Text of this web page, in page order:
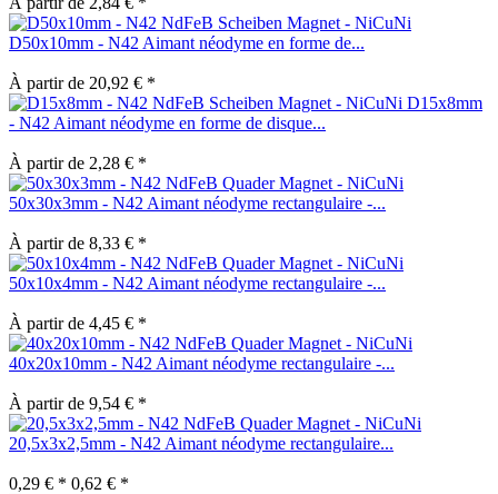
D50x10mm - N42 Aimant néodyme en forme de...
À partir de 20,92 € *
D15x8mm
- N42 Aimant néodyme en forme de disque...
À partir de 2,28 € *
50x30x3mm - N42 Aimant néodyme rectangulaire -...
À partir de 8,33 € *
50x10x4mm - N42 Aimant néodyme rectangulaire -...
À partir de 4,45 € *
40x20x10mm - N42 Aimant néodyme rectangulaire -...
À partir de 9,54 € *
20,5x3x2,5mm - N42 Aimant néodyme rectangulaire...
0,29 € * 0,62 € *